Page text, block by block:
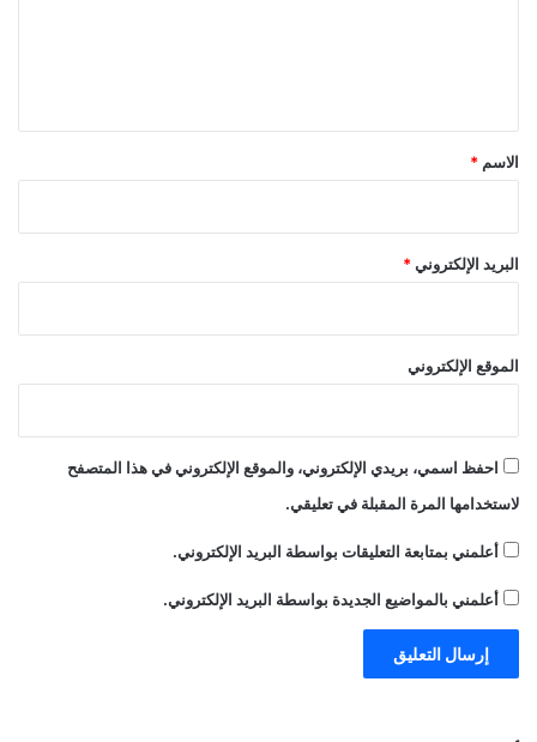
*
الاسم *
البريد الإلكتروني *
الموقع الإلكتروني
احفظ اسمي، بريدي الإلكتروني، والموقع الإلكتروني في هذا المتصفح
لاستخدامها المرة المقبلة في تعليقي.
أعلمني بمتابعة التعليقات بواسطة البريد الإلكتروني.
أعلمني بالمواضيع الجديدة بواسطة البريد الإلكتروني.